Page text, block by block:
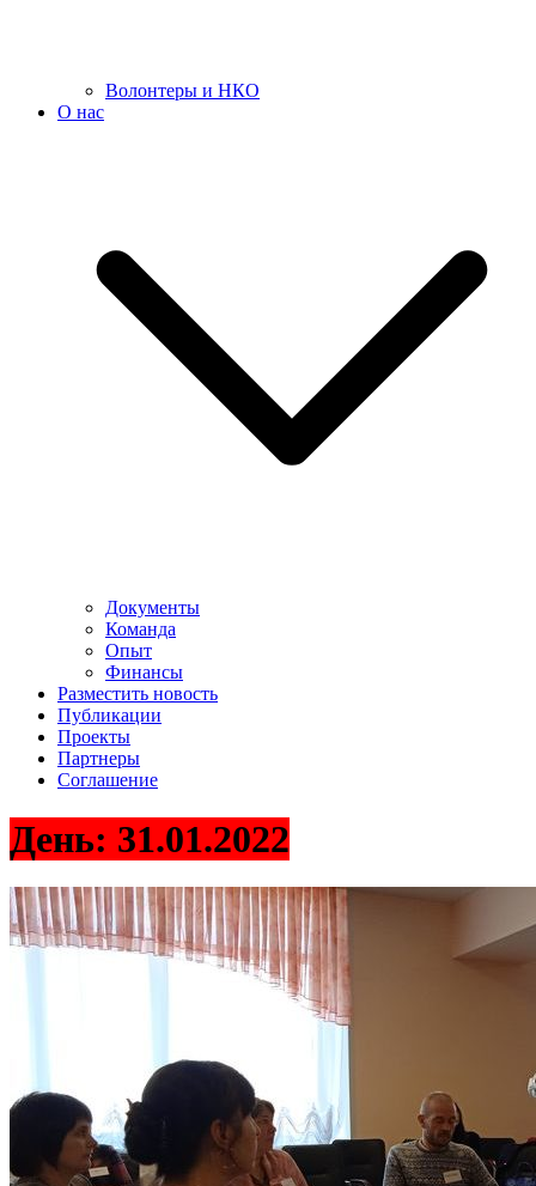
Волонтеры и НКО
О нас
Документы
Команда
Опыт
Финансы
Разместить новость
Публикации
Проекты
Партнеры
Соглашение
День: 31.01.2022